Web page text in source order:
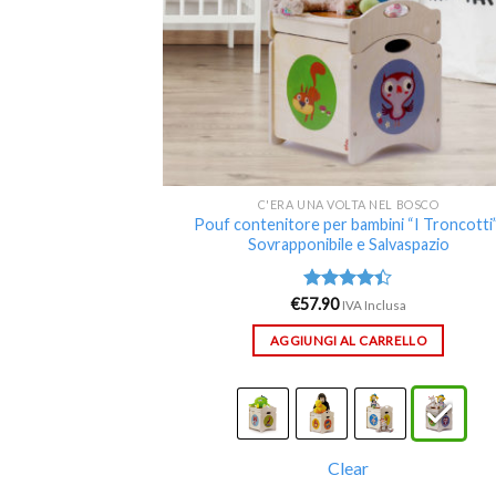
C'ERA UNA VOLTA NEL BOSCO
Pouf contenitore per bambini “I
Sovrapponibile e Salvaspazio
Valutato
4.40su 5
€57.90 IVA Inclusa
AGGIUNGI AL CARRELLO
Clear